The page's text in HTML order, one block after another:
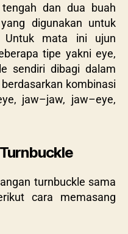
dan dua buah
digunakan untuk
Untuk mata ini ujun
tipe yakni eye,
sendiri dibagi dalam
kombinasi
jaw–jaw, jaw–eye,
turnbuckle sama
cara memasang